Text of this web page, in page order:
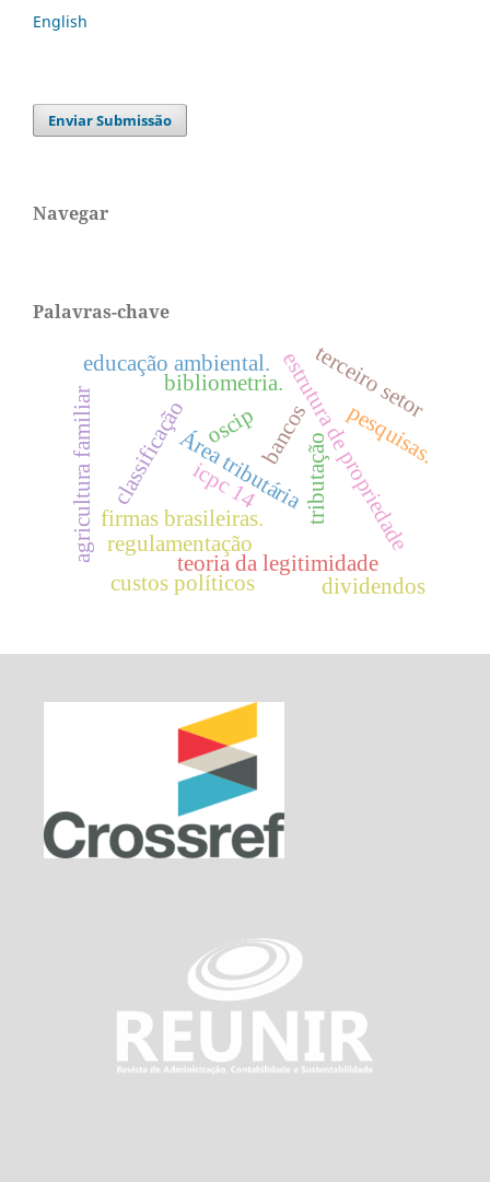
English
Enviar Submissão
Navegar
Palavras-chave
classificaçãoÁrea tributáriatributação
estrutura de propriedade
firmas brasileiras.
agricultura familiar
bibliometria.
bancos
regulamentação
pesquisas.
terceiro setor
oscip
educação ambiental.
teoria da legitimidade
custos políticos
icpc 14
dividendos